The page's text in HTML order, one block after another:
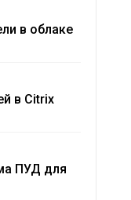
в облаке
в Citrix
ПУД для